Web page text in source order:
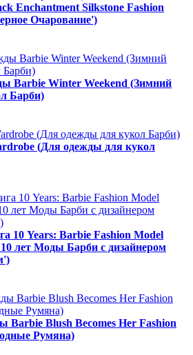
Enchantment Silkstone Fashion
Очарование')
Barbie Winter Weekend (Зимний
Барби)
(Для одежды для кукол
10 Years: Barbie Fashion Model
лет Моды Барби с дизайнером
Barbie Blush Becomes Her Fashion
Румяна)